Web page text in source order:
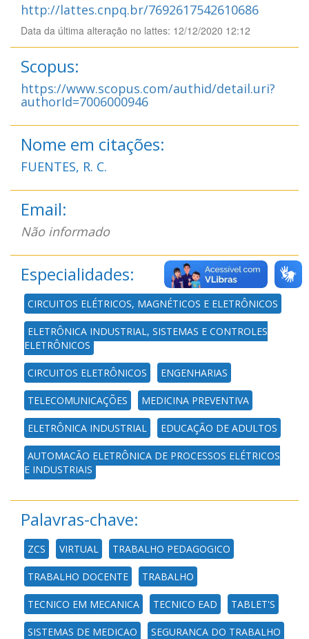
http://lattes.cnpq.br/7692617542610686
Data da última alteração no lattes: 12/12/2020 12:12
Scopus:
https://www.scopus.com/authid/detail.uri?
authorId=7006000946
Nome em citações:
FUENTES, R. C.
Email:
Não informado
Especialidades:
CIRCUITOS ELÉTRICOS, MAGNÉTICOS E ELETRÔNICOS
ELETRÔNICA INDUSTRIAL, SISTEMAS E CONTROLES
ELETRÔNICOS
CIRCUITOS ELETRÔNICOS ENGENHARIAS
TELECOMUNICAÇÕES MEDICINA PREVENTIVA
ELETRÔNICA INDUSTRIAL EDUCAÇÃO DE ADULTOS
AUTOMAÇÃO ELETRÔNICA DE PROCESSOS ELÉTRICOS
E INDUSTRIAIS
Palavras-chave:
ZCS VIRTUAL TRABALHO PEDAGOGICO
TRABALHO DOCENTE TRABALHO
TECNICO EM MECANICA TECNICO EAD TABLET'S
SISTEMAS DE MEDICAO SEGURANCA DO TRABALHO